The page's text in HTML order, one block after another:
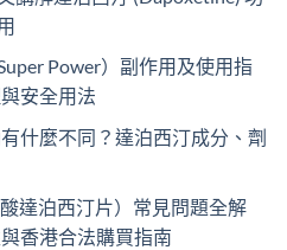
Power）副作用及使用指
安全用法
什麼不同？達泊西汀成分、劑
達泊西汀片）常見問題全解
香港合法購買指南